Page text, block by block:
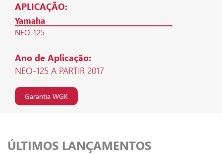
APLICAÇÃO:
Yamaha
NEO-125
Ano de Aplicação:
NEO-125 A PARTIR 2017
Garantia WGK
ÚLTIMOS LANÇAMENTOS